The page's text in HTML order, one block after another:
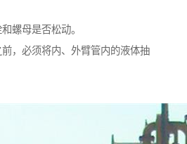
螺母是否松动。
，必须将内、外臂管内的液体抽